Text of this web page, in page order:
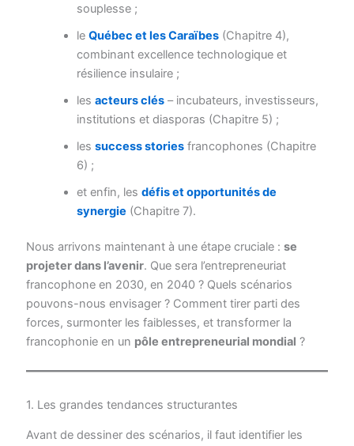
souplesse ;
le Québec et les Caraïbes(Chapitre 4),
combinant excellence technologique et
résilience insulaire ;
les acteurs clés – incubateurs, investisseurs,
institutions et diasporas (Chapitre 5) ;
les success storiesfrancophones (Chapitre
6) ;
et enfin, les défis et opportunités de
synergie (Chapitre 7).
Nous arrivons maintenant à une étape cruciale :se
projeter dans l’avenir. Que sera l’entrepreneuriat
francophone en 2030, en 2040 ? Quels scénarios
pouvons-nous envisager ? Comment tirer parti des
forces, surmonter les faiblesses, et transformer la
francophonie en un pôle entrepreneurial mondial ?
1. Les grandes tendances structurantes
Avant de dessiner des scénarios, il faut identifier les